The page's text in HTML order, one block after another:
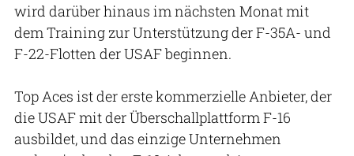
wird darüber hinaus im nächsten Monat mit
dem Training zur Unterstützung der F-35A- und
F-22-Flotten der USAF beginnen.
Top Aces ist der erste kommerzielle Anbieter, der
die USAF mit der Überschallplattform F-16
ausbildet, und das einzige Unternehmen